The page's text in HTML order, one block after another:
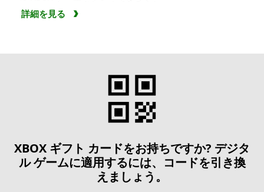
詳細を見る
XBOX ギフト カードをお持ちですか? デジタ
ル ゲームに適用するには、コードを引き換
えましょう。